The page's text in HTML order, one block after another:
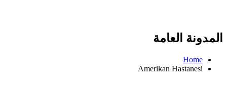
المدونة العامة
Home
Amerikan Hastanesi